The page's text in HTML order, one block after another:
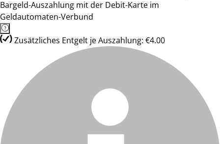
Bargeld-Auszahlung mit der Debit-Karte im
Geldautomaten-Verbund
Zusätzliches Entgelt je Auszahlung: €4.00